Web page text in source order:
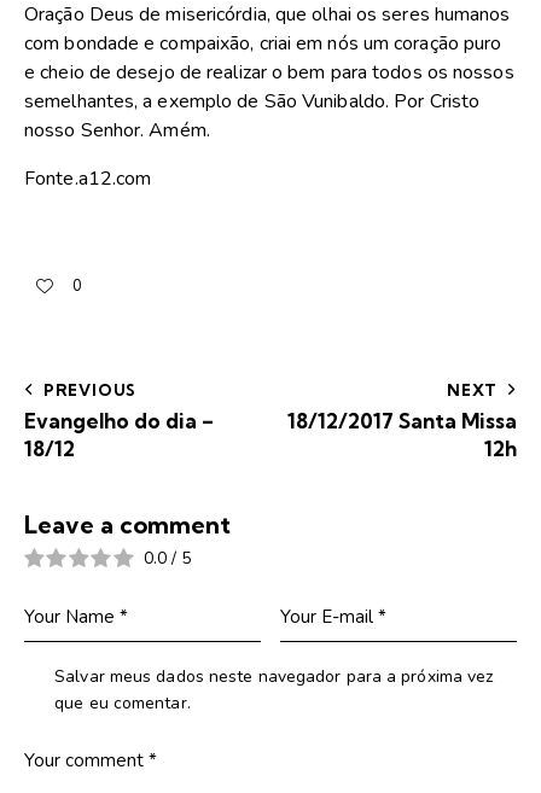
Oração Deus de misericórdia, que olhai os seres humanos
com bondade e compaixão, criai em nós um coração puro
e cheio de desejo de realizar o bem para todos os nossos
semelhantes, a exemplo de São Vunibaldo. Por Cristo
nosso Senhor. Amém.
Fonte.a12.com
0
PREVIOUS
Evangelho do dia –
18/12
NEXT
18/12/2017 Santa Missa
12h
Leave a comment
0.0 / 5
Salvar meus dados neste navegador para a próxima vez
que eu comentar.